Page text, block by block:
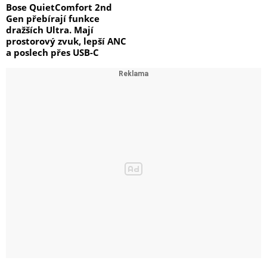
Bose QuietComfort 2nd
Gen přebírají funkce
dražších Ultra. Mají
prostorový zvuk, lepší ANC
a poslech přes USB-C